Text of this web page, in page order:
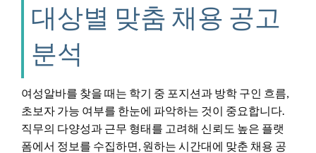
대상별 맞춤 채용 공고
분석
여성알바를 찾을 때는 학기 중 포지션과 방학 구인 흐름,
초보자 가능 여부를 한눈에 파악하는 것이 중요합니다.
직무의 다양성과 근무 형태를 고려해 신뢰도 높은 플랫
폼에서 정보를 수집하면, 원하는 시간대에 맞춘 채용 공